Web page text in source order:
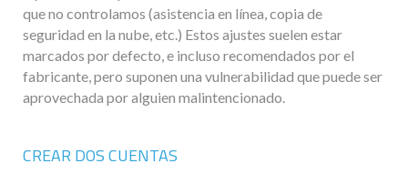
que no controlamos (asistencia en línea, copia de
seguridad en la nube, etc.) Estos ajustes suelen estar
marcados por defecto, e incluso recomendados por el
fabricante, pero suponen una vulnerabilidad que puede ser
aprovechada por alguien malintencionado.
CREAR DOS CUENTAS